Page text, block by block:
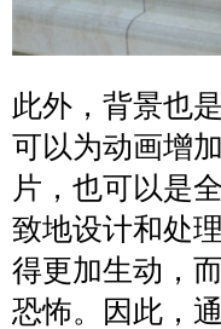
此外，背景也
可以为动画增
片，也可以是
致地设计和处
得更加生动，
恐怖。因此，